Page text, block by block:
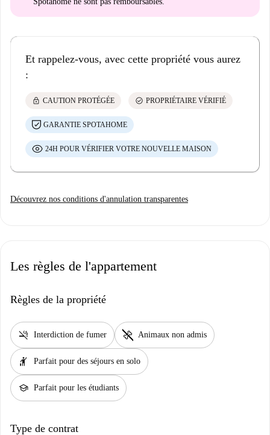
Et rappelez-vous, avec cette propriété vous aurez
:
lock CAUTION PROTÉGÉE check_circle PROPRIÉTAIRE VÉRIFIÉ
GARANTIE SPOTAHOME
24H POUR VÉRIFIER VOTRE NOUVELLE MAISON
Découvrez nos conditions d'annulation transparentes
Les règles de l'appartement
Règles de la propriété
smoke_free Interdiction de fumer pet_supplies Animaux non admis
hail Parfait pour des séjours en solo
school Parfait pour les étudiants
Type de contrat